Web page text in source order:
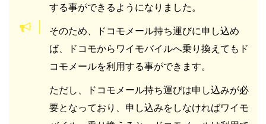
する事ができるようになりました。
そのため、ドコモメール持ち運びに申し込め
ば、ドコモからワイモバイルへ乗り換えてもド
コモメールを利用する事ができます。
ただし、ドコモメール持ち運びは申し込みが必
要となっており、申し込みをしなければワイモ